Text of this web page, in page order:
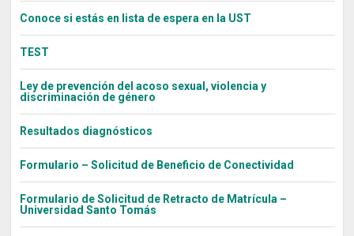
Conoce si estás en lista de espera en la UST
TEST
Ley de prevención del acoso sexual, violencia y
discriminación de género
Resultados diagnósticos
Formulario – Solicitud de Beneficio de Conectividad
Formulario de Solicitud de Retracto de Matrícula –
Universidad Santo Tomás